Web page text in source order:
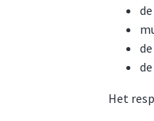
Het